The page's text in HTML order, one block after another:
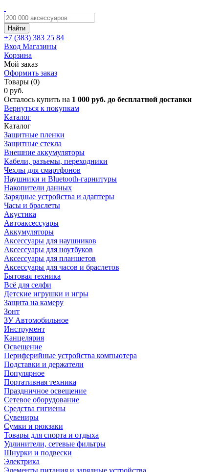
Найти
+7 (383) 383 25 84
Вход Магазины
Корзина
Мой заказ
Оформить заказ
Товары (0)
0 руб.
Осталось купить на 1 000 руб. до бесплатной доставки
Вернуться к покупкам
Каталог
Каталог
Защитные пленки
Защитные стекла
Внешние аккумуляторы
Кабели, разъемы, переходники
Чехлы для смартфонов
Наушники и Bluetooth-гарнитуры
Накопители данных
Зарядные устройства и адаптеры
Часы и браслеты
Акустика
Автоаксессуары
Аккумуляторы
Аксессуары для наушников
Аксессуары для ноутбуков
Аксессуары для планшетов
Аксессуары для часов и браслетов
Бытовая техника
Всё для селфи
Детские игрушки и игры
Защита на камеру
Зонт
ЗУ Автомобильное
Инструмент
Канцелярия
Освещение
Периферийные устройства компьютера
Подставки и держатели
Популярное
Портативная техника
Праздничное освещение
Сетевое оборудование
Средства гигиены
Сувениры
Сумки и рюкзаки
Товары для спорта и отдыха
Удлинители, сетевые фильтры
Шнурки и подвески
Электрика
Элементы питания и зарядные устройства